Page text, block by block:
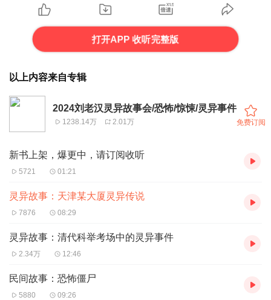
打开APP 收听完整版
以上内容来自专辑
2024刘老汉灵异故事会/恐怖/惊悚/灵异事件
1238.14万 2.01万 免费订阅
新书上架，爆更中，请订阅收听
5721 01:21
灵异故事：天津某大厦灵异传说
7876 08:29
灵异故事：清代科举考场中的灵异事件
2.34万 12:46
民间故事：恐怖僵尸
5880 09:26